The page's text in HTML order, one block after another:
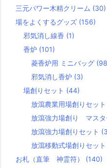
三元パワー木精クリーム (30)
場をよくするグッズ (156)
邪気消し線香 (1)
香炉 (101)
菱香炉用 ミニバッグ
邪気消し香炉 (3)
場創りセット (44)
放瀉農業用場創りセット
放瀉強力場創り マスタ
放瀉強力場創りセット
放瀉移動式場創りセット
お札（直筆 神霊符） (140)